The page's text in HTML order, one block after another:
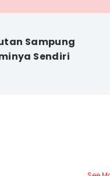
Sampung
Sendiri